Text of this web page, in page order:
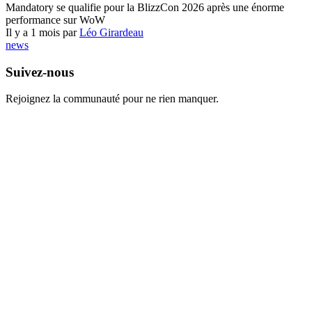
Mandatory se qualifie pour la BlizzCon 2026 après une énorme
performance sur WoW
Il y a 1 mois parLéo Girardeau
news
Suivez-nous
Rejoignez la communauté pour ne rien manquer.